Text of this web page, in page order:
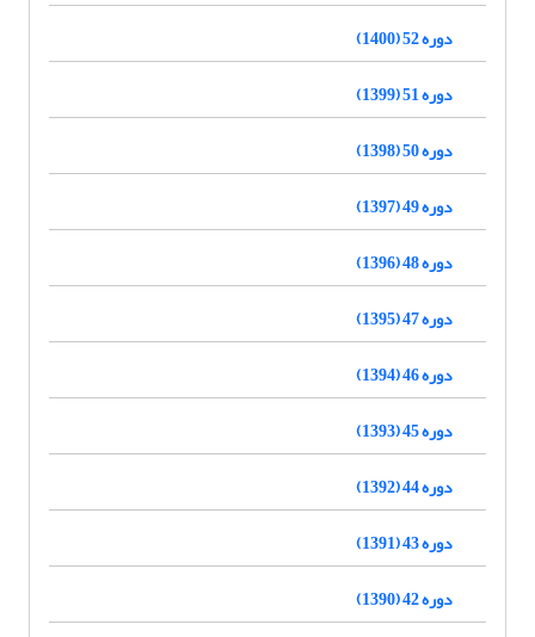
دوره 52 (1400)
دوره 51 (1399)
دوره 50 (1398)
دوره 49 (1397)
دوره 48 (1396)
دوره 47 (1395)
دوره 46 (1394)
دوره 45 (1393)
دوره 44 (1392)
دوره 43 (1391)
دوره 42 (1390)